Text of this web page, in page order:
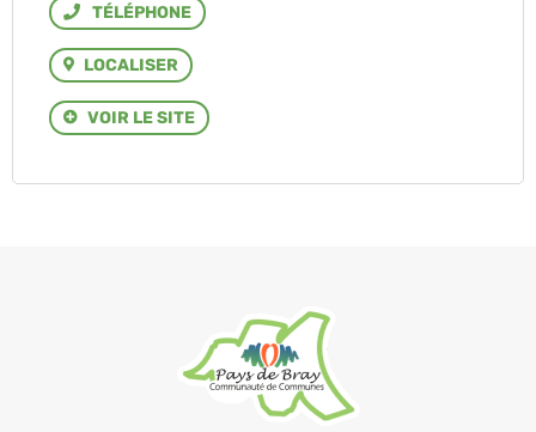
Téléphone
LOCALISER
VOIR LE SITE